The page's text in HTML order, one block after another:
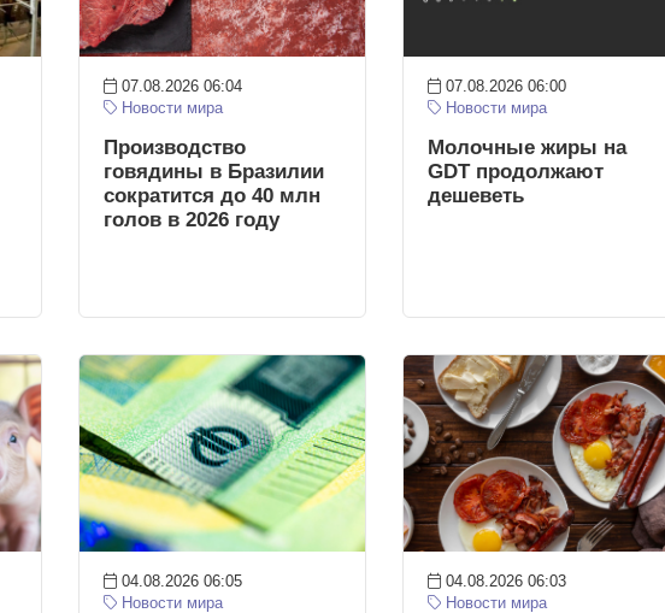
07.08.2026 06:04
Новости мира
Производство
говядины в Бразилии
сократится до 40 млн
голов в 2026 году
07.08.2026 06:00
Новости мира
Молочные жиры на
GDT продолжают
дешеветь
04.08.2026 06:05
Новости мира
04.08.2026 06:03
Новости мира